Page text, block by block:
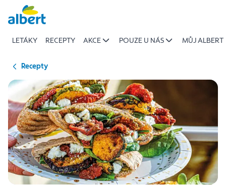
Přeskočit
LETÁKY RECEPTY AKCE POUZE U NÁS MŮJ ALBERT
Recepty